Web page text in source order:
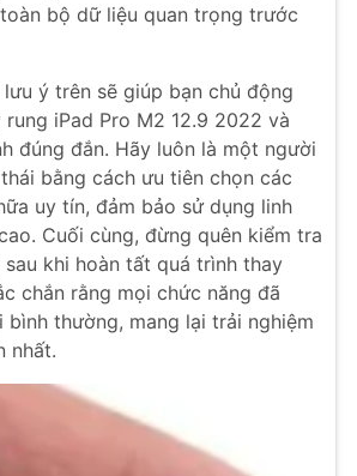
bộ dữ liệu quan trọng trước
ý trên sẽ giúp bạn chủ động
iPad Pro M2 12.9 2022 và
đúng đắn. Hãy luôn là một người
bằng cách ưu tiên chọn các
uy tín, đảm bảo sử dụng linh
Cuối cùng, đừng quên kiểm tra
khi hoàn tất quá trình thay
chắn rằng mọi chức năng đã
thường, mang lại trải nghiệm
nhất.